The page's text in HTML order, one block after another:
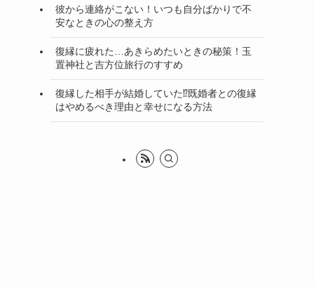
彼から連絡がこない！いつも自分ばかりで不
安なときの心の整え方
復縁に疲れた…あきらめたいときの秘策！玉
置神社と吉方位旅行のすすめ
復縁した相手が結婚していた⁉既婚者との復縁
はやめるべき理由と幸せになる方法